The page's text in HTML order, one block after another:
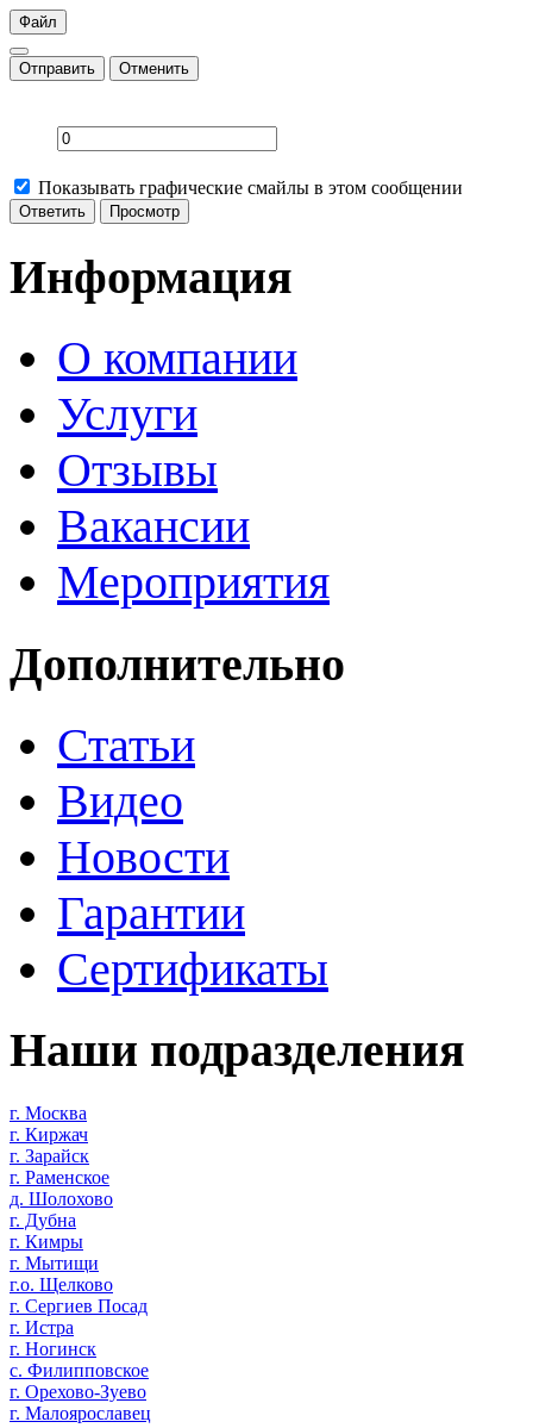
Файл
Отправить Отменить
Показывать графические смайлы в этом сообщении
Информация
О компании
Услуги
Отзывы
Вакансии
Мероприятия
Дополнительно
Статьи
Видео
Новости
Гарантии
Сертификаты
Наши подразделения
г. Москва
г. Киржач
г. Зарайск
г. Раменское
д. Шолохово
г. Дубна
г. Кимры
г. Мытищи
г.о. Щелково
г. Сергиев Посад
г. Истра
г. Ногинск
с. Филипповское
г. Орехово-Зуево
г. Малоярославец